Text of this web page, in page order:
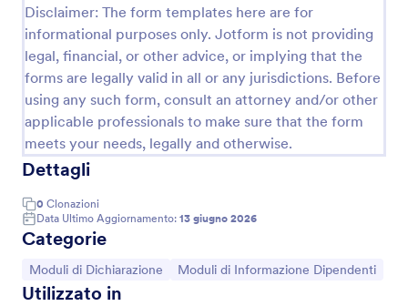
Disclaimer: The form templates here are for
informational purposes only. Jotform is not providing
legal, financial, or other advice, or implying that the
forms are legally valid in all or any jurisdictions. Before
using any such form, consult an attorney and/or other
applicable professionals to make sure that the form
meets your needs, legally and otherwise.
Dettagli
0 Clonazioni
Data Ultimo Aggiornamento: 13 giugno 2026
Categorie
Vai alla Categoria:
Moduli di Dichiarazione Vai alla Categoria:
Moduli di Informazione Dipendenti
Utilizzato in
studi professionali che gestiscono data collection e
archiviazione delle risposte.
Go to Category:
Moduli di Pagamento
Usa Template
Anteprima